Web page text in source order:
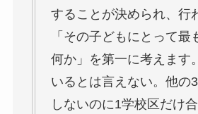
することが決められ、行
「その子どもにとって最
何か」を第一に考えます
いるとは言えない。他の
しないのに1学校区だけ